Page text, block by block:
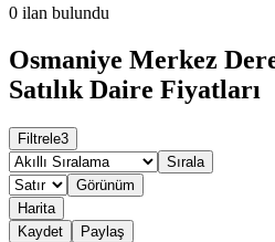
0 ilan bulundu
Osmaniye Merkez
Satılık Daire Fiyatları
Filtrele3
Sırala
Görünüm
Harita
Kaydet
Paylaş